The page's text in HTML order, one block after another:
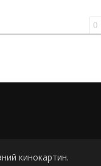
0
кинокартин.